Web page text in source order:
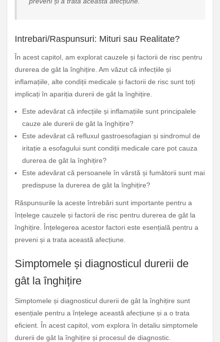
Intrebari/Raspunsuri: Mituri sau Realitate?
În acest capitol, am explorat cauzele și factorii de risc pentru
durerea de gât la înghițire. Am văzut că infecțiile și
inflamațiile, alte condiții medicale și factorii de risc sunt toți
implicați în apariția durerii de gât la înghițire.
Este adevărat că infecțiile și inflamațiile sunt principalele
cauze ale durerii de gât la înghițire?
Este adevărat că refluxul gastroesofagian și sindromul de
iritație a esofagului sunt condiții medicale care pot cauza
durerea de gât la înghițire?
Este adevărat că persoanele în vârstă și fumătorii sunt mai
predispuse la durerea de gât la înghițire?
Răspunsurile la aceste întrebări sunt importante pentru a
înțelege cauzele și factorii de risc pentru durerea de gât la
înghițire. Înțelegerea acestor factori este esențială pentru a
preveni și a trata această afecțiune.
Simptomele și diagnosticul durerii de
gât la înghițire
Simptomele și diagnosticul durerii de gât la înghițire sunt
esențiale pentru a înțelege această afecțiune și a o trata
eficient. În acest capitol, vom explora în detaliu simptomele
durerii de gât la înghițire și procesul de diagnostic.